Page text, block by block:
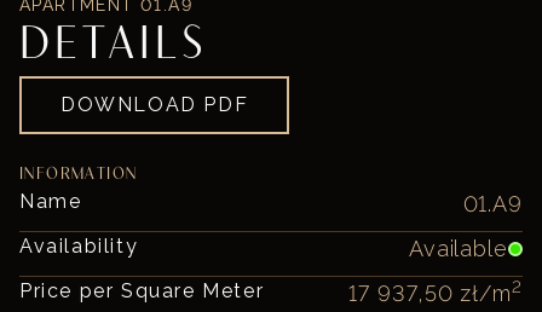
APARTMENT 01.A9
DETAILS
DOWNLOAD PDF
INFORMATION
Name 01.A9
Availability Available
Price per Square Meter 17 937,50 zł/m2